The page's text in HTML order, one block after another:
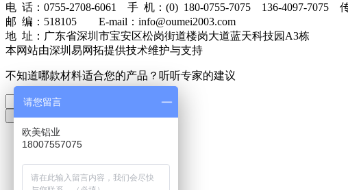
电 话：0755-2708-6061 手 机：(0) 180-0755-7075 136-4097-7075
邮 编：518105 E-mail：info@oumei2003.com
地 址：广东省深圳市宝安区松岗街道楼岗大道蓝天科技园A3栋
本网站由深圳易网拓提供技术维护与支持
不知道哪款材料适合您的产品？听听专家的建议
电话：
请您留言
欧美铝业
18007557075